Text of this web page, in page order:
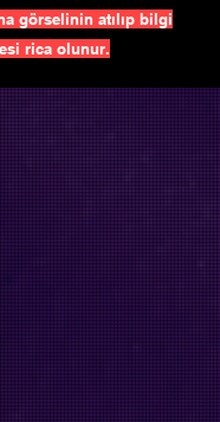
görselinin atılıp bilgi
rica olunur.